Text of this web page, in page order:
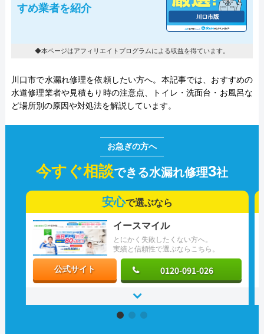
すめ業者を紹介
◆本ページはアフィリエイトプログラムによる収益を得ています。
川口市で水漏れ修理を依頼したい方へ。本記事では、おすすめの
水道修理業者や見積もり時の注意点、トイレ・洗面台・お風呂な
ど場所別の原因や対処法を解説しています。
今すぐ相談できる水漏れ修理3社
安心で選ぶなら
とにかく失敗したくない方へ。
実績と信頼性で選ぶならこちら。
イースマイル
公式サイト 0120-091-026